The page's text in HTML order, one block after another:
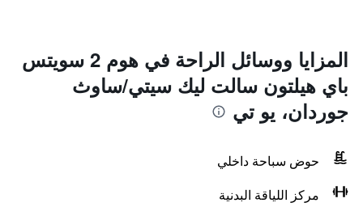
المزايا ووسائل الراحة في هوم 2 سويتس
باي هيلتون سالت ليك سيتي/ساوث
جوردان، يو تي
حوض سباحة داخلي
مركز اللياقة البدنية